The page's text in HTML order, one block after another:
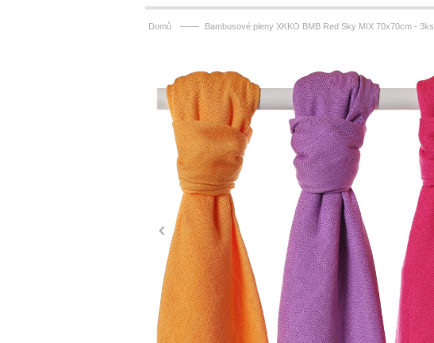
Domů —— Bambusové pleny XKKO BMB Red Sky MIX 70x70cm - 3ks